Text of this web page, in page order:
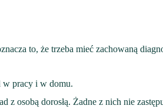
to, że trzeba mieć zachowaną
w pracy i w domu.
osobą dorosłą. Żadne z nich nie